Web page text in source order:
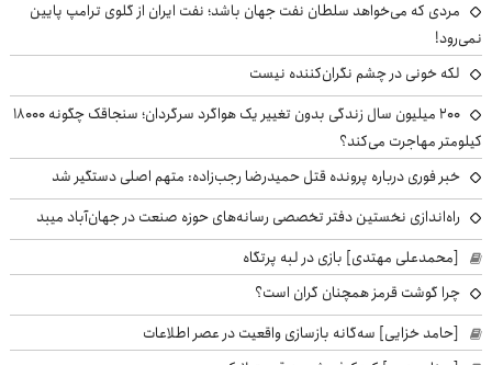
مردی که می‌خواهد سلطان نفت جهان باشد؛ نفت ایران از گلوی ترامپ پایین
نمی‌رود!
لکه خونی در چشم نگران‌کننده نیست
۲۰۰ میلیون سال زندگی بدون تغییر یک هواگرد سرگردان؛ سنجاقک‌ چگونه ۱۸۰۰۰
کیلومتر مهاجرت می‌کند؟
خبر فوری درباره پرونده قتل حمیدرضا رجب‌زاده: متهم اصلی دستگیر شد
راه‌اندازی نخستین دفتر تخصصی رسانه‌های حوزه صنعت در جهان‌آباد میبد
[محمدعلی مهتدی] بازی در لبه پرتگاه
چرا گوشت قرمز همچنان گران است؟
[حامد خزایی] سه‌گانه بازسازی واقعیت در عصر اطلاعات